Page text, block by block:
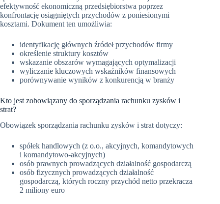
efektywność ekonomiczną przedsiębiorstwa poprzez
konfrontację osiągniętych przychodów z poniesionymi
kosztami. Dokument ten umożliwia:
identyfikację głównych źródeł przychodów firmy
określenie struktury kosztów
wskazanie obszarów wymagających optymalizacji
wyliczanie kluczowych wskaźników finansowych
porównywanie wyników z konkurencją w branży
Kto jest zobowiązany do sporządzania rachunku zysków i
strat?
Obowiązek sporządzania rachunku zysków i strat dotyczy:
spółek handlowych (z o.o., akcyjnych, komandytowych
i komandytowo-akcyjnych)
osób prawnych prowadzących działalność gospodarczą
osób fizycznych prowadzących działalność
gospodarczą, których roczny przychód netto przekracza
2 miliony euro